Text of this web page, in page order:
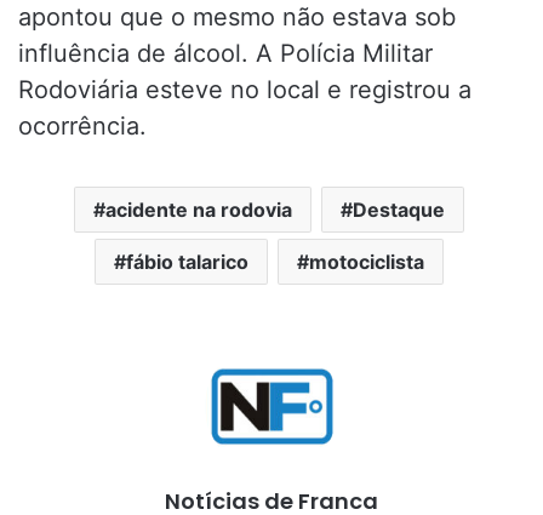
apontou que o mesmo não estava sob
influência de álcool. A Polícia Militar
Rodoviária esteve no local e registrou a
ocorrência.
acidente na rodovia Destaque
fábio talarico motociclista
Notícias de Franca